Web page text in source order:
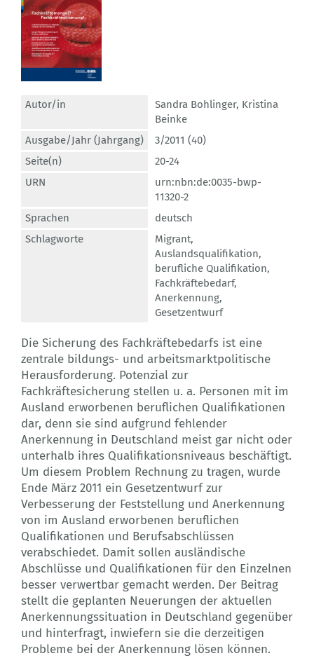
Autor/in Sandra Bohlinger, Kristina
Beinke
Ausgabe/Jahr (Jahrgang)
3/2011 (40)
Seite(n)
20-24
URN
urn:nbn:de:0035-bwp-
11320-2
Sprachen
deutsch
Schlagworte
Migrant,
Auslandsqualifikation,
berufliche Qualifikation,
Fachkräftebedarf,
Anerkennung,
Gesetzentwurf
Die Sicherung des Fachkräftebedarfs ist eine
zentrale bildungs- und arbeitsmarktpolitische
Herausforderung. Potenzial zur
Fachkräftesicherung stellen u. a. Personen mit im
Ausland erworbenen beruflichen Qualifikationen
dar, denn sie sind aufgrund fehlender
Anerkennung in Deutschland meist gar nicht oder
unterhalb ihres Qualifikationsniveaus beschäftigt.
Um diesem Problem Rechnung zu tragen, wurde
Ende März 2011 ein Gesetzentwurf zur
Verbesserung der Feststellung und Anerkennung
von im Ausland erworbenen beruflichen
Qualifikationen und Berufsabschlüssen
verabschiedet. Damit sollen ausländische
Abschlüsse und Qualifikationen für den Einzelnen
besser verwertbar gemacht werden. Der Beitrag
stellt die geplanten Neuerungen der aktuellen
Anerkennungssituation in Deutschland gegenüber
und hinterfragt, inwiefern sie die derzeitigen
Probleme bei der Anerkennung lösen können.